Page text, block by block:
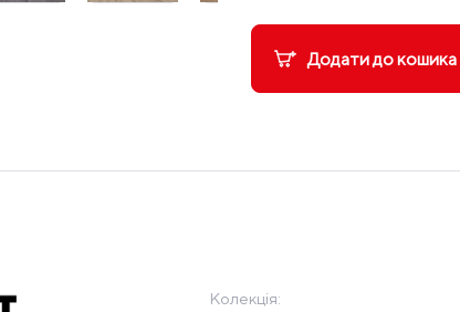
Додати до кошика
Колекція: